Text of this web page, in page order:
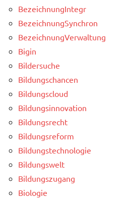
BezeichnungIntegr
BezeichnungSynchron
BezeichnungVerwaltung
Bigin
Bildersuche
Bildungschancen
Bildungscloud
Bildungsinnovation
Bildungsrecht
Bildungsreform
Bildungstechnologie
Bildungswelt
Bildungszugang
Biologie